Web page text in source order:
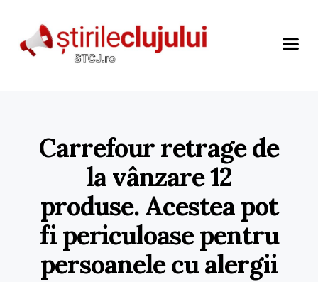
Carrefour retrage de
la vânzare 12
produse. Acestea pot
fi periculoase pentru
persoanele cu alergii